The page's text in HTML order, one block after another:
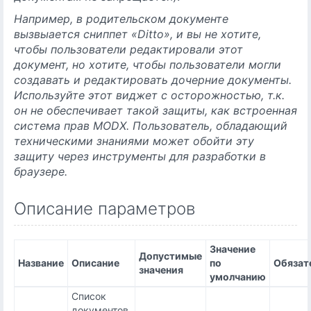
Например, в родительском документе
вызвыается сниппет «Ditto», и вы не хотите,
чтобы пользователи редактировали этот
документ, но хотите, чтобы пользователи могли
создавать и редактировать дочерние документы.
Используйте этот виджет с осторожностью, т.к.
он не обеспечивает такой защиты, как встроенная
система прав MODX. Пользователь, обладающий
техническими знаниями может обойти эту
защиту через инструменты для разработки в
браузере.
Описание параметров
Название Описание
Допустимые
значения
Значение
по
умолчанию
Список